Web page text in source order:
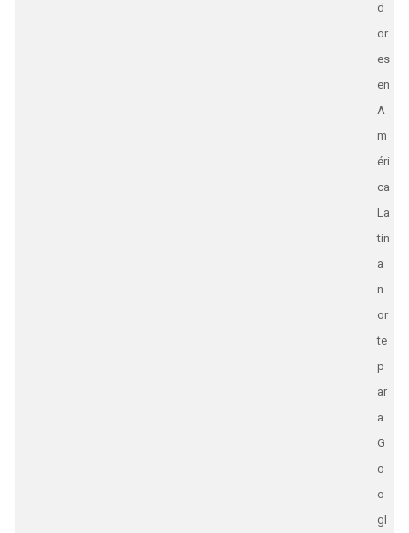
d
or
es
en
A
m
éri
ca
La
tin
a
n
or
te
p
ar
a
G
o
o
gl